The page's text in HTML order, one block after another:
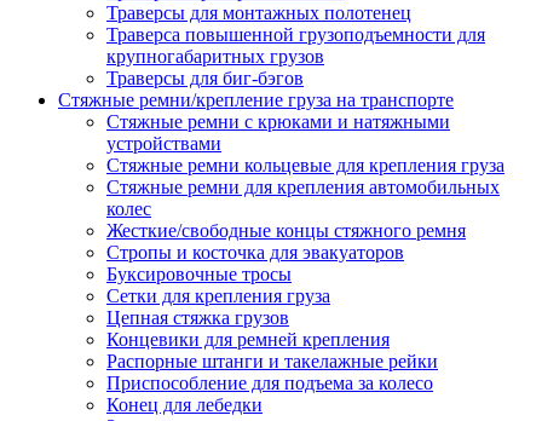
Траверсы для монтажных полотенец
Траверса повышенной грузоподъемности для
крупногабаритных грузов
Траверсы для биг-бэгов
Стяжные ремни/крепление груза на транспорте
Стяжные ремни с крюками и натяжными
устройствами
Стяжные ремни кольцевые для крепления груза
Стяжные ремни для крепления автомобильных
колес
Жесткие/свободные концы стяжного ремня
Стропы и косточка для эвакуаторов
Буксировочные тросы
Сетки для крепления груза
Цепная стяжка грузов
Концевики для ремней крепления
Распорные штанги и такелажные рейки
Приспособление для подъема за колесо
Конец для лебедки